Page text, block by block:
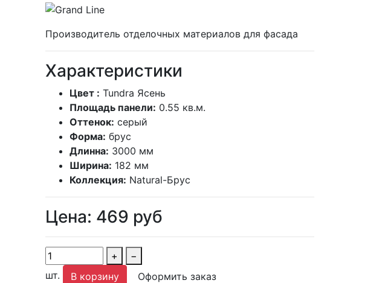
Производитель отделочных материалов для фасада
Характеристики
Цвет : Tundra Ясень
Площадь панели: 0.55 кв.м.
Оттенок: серый
Форма: брус
Длинна: 3000 мм
Ширина: 182 мм
Коллекция: Natural-Брус
Цена: 469 руб
+
−
шт.
В корзину Оформить заказ